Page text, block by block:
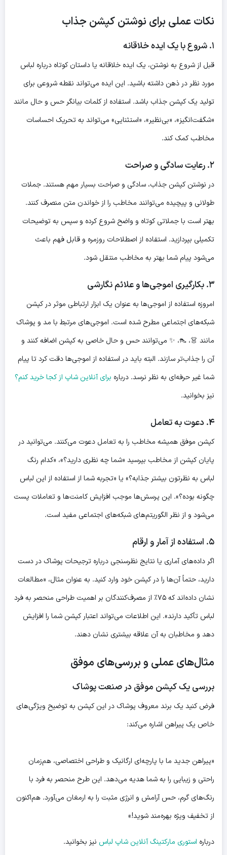
نکات عملی برای نوشتن کپشن جذاب
۱. شروع با یک ایده خلاقانه
قبل از شروع به نوشتن، یک ایده خلاقانه یا داستان کوتاه درباره لباس
مورد نظر در ذهن داشته باشید. این ایده می‌تواند نقطه شروعی برای
تولید یک کپشن جذاب باشد. استفاده از کلمات بیانگر حس و حال مانند
«شگفت‌انگیز»، «بی‌نظیر»، «استثنایی» می‌تواند به تحریک احساسات
مخاطب کمک کند.
۲. رعایت سادگی و صراحت
در نوشتن کپشن جذاب، سادگی و صراحت بسیار مهم هستند. جملات
طولانی و پیچیده می‌توانند مخاطب را از خواندن متن منصرف کنند.
بهتر است با جملاتی کوتاه و واضح شروع کرده و سپس به توضیحات
تکمیلی بپردازید. استفاده از اصطلاحات روزمره و قابل فهم باعث
می‌شود پیام شما بهتر به مخاطب منتقل شود.
۳. بکارگیری اموجی‌ها و علائم نگارشی
امروزه استفاده از اموجی‌ها به عنوان یک ابزار ارتباطی موثر در کپشن
شبکه‌های اجتماعی مطرح شده است. اموجی‌های مرتبط با مد و پوشاک
مانند 👗، 👠، ✨ می‌توانند حس و حال خاصی به کپشن اضافه کنند و
آن را جذاب‌تر سازند. البته باید در استفاده از اموجی‌ها دقت کرد تا پیام
شما غیر حرفه‌ای به نظر نرسد. درباره برای آنلاین شاپ از کجا خرید کنم؟
نیز بخوانید.
۴. دعوت به تعامل
کپشن موفق همیشه مخاطب را به تعامل دعوت می‌کنند. می‌توانید در
پایان کپشن از مخاطب بپرسید «شما چه نظری دارید؟»، «کدام رنگ
لباس به نظرتون بیشتر جذابه؟» یا «تجربه شما از استفاده از این لباس
چگونه بوده؟». این پرسش‌ها موجب افزایش کامنت‌ها و تعاملات پست
می‌شود و از نظر الگوریتم‌های شبکه‌های اجتماعی مفید است.
۵. استفاده از آمار و ارقام
اگر داده‌های آماری یا نتایج نظرسنجی درباره ترجیحات پوشاک در دست
دارید، حتماً آن‌ها را در کپشن خود وارد کنید. به عنوان مثال، «مطالعات
نشان داده‌اند که ۷۵٪ از مصرف‌کنندگان بر اهمیت طراحی منحصر به فرد
لباس تأکید دارند». این اطلاعات می‌تواند اعتبار کپشن شما را افزایش
دهد و مخاطبان به آن علاقه بیشتری نشان دهند.
مثال‌های عملی و بررسی‌های موفق
بررسی یک کپشن موفق در صنعت پوشاک
فرض کنید یک برند معروف پوشاک در این کپشن به توضیح ویژگی‌های
خاص یک پیراهن اشاره می‌کند:
«پیراهن جدید ما با پارچه‌ای ارگانیک و طراحی اختصاصی، هم‌زمان
راحتی و زیبایی را به شما هدیه می‌دهد. این طرح منحصر به فرد با
رنگ‌های گرم، حس آرامش و انرژی مثبت را به ارمغان می‌آورد. هم‌اکنون
از تخفیف ویژه بهره‌مند شوید!»
درباره استوری مارکتینگ آنلاین شاپ لباس نیز بخوانید.